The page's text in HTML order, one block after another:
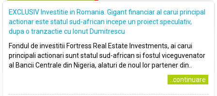
EXCLUSIV Investitie in Romania. Gigant financiar al carui principal
actionar este statul sud-african incepe un proiect speculativ,
dupa o tranzactie cu Ionut Dumitrescu
Fondul de investitii Fortress Real Estate Investments, ai carui
principali actionari sunt statul sud-african si fostul viceguvenator
al Bancii Centrale din Nigeria, alaturi de noul lor partener din..
..continuare